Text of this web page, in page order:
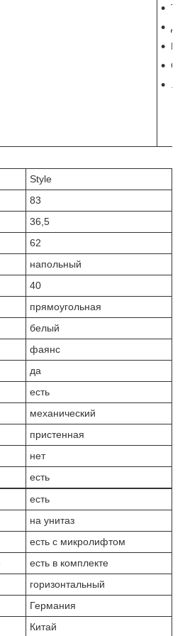
.
Style
83
36,5
62
напольный
40
прямоугольная
белый
фаянс
да
есть
механический
пристенная
нет
есть
есть
на унитаз
есть с микролифтом
есть в комплекте
горизонтальный
Германия
Китай